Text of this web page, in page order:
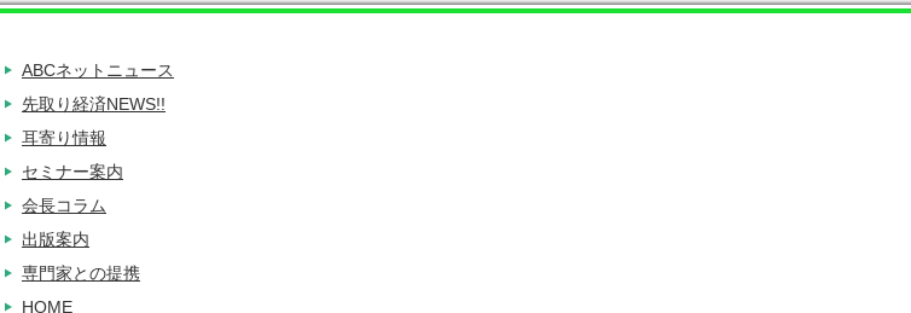
ABCネットニュース
先取り経済NEWS!!
耳寄り情報
セミナー案内
会長コラム
出版案内
専門家との提携
HOME